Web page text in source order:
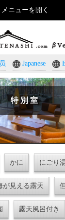
Japanese
特別室
かに にごり
が見える露天
露天風呂付き
メニューを開く